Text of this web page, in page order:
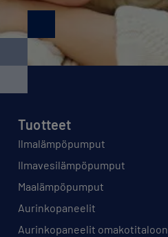
Tuotteet
Ilmalämpöpumput
Ilmavesilämpöpumput
Maalämpöpumput
Aurinkopaneelit
Aurinkopaneelit omakotitaloon